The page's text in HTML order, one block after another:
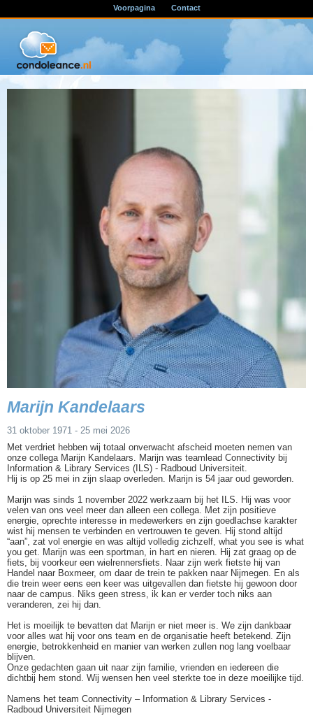
Voorpagina Contact
Marijn Kandelaars
31 oktober 1971 - 25 mei 2026
Met verdriet hebben wij totaal onverwacht afscheid moeten nemen van
onze collega Marijn Kandelaars. Marijn was teamlead Connectivity bij
Information & Library Services (ILS) - Radboud Universiteit.
Hij is op 25 mei in zijn slaap overleden. Marijn is 54 jaar oud geworden.
Marijn was sinds 1 november 2022 werkzaam bij het ILS. Hij was voor
velen van ons veel meer dan alleen een collega. Met zijn positieve
energie, oprechte interesse in medewerkers en zijn goedlachse karakter
wist hij mensen te verbinden en vertrouwen te geven. Hij stond altijd
“aan”, zat vol energie en was altijd volledig zichzelf, what you see is what
you get. Marijn was een sportman, in hart en nieren. Hij zat graag op de
fiets, bij voorkeur een wielrennersfiets. Naar zijn werk fietste hij van
Handel naar Boxmeer, om daar de trein te pakken naar Nijmegen. En als
die trein weer eens een keer was uitgevallen dan fietste hij gewoon door
naar de campus. Niks geen stress, ik kan er verder toch niks aan
veranderen, zei hij dan.
Het is moeilijk te bevatten dat Marijn er niet meer is. We zijn dankbaar
voor alles wat hij voor ons team en de organisatie heeft betekend. Zijn
energie, betrokkenheid en manier van werken zullen nog lang voelbaar
blijven.
Onze gedachten gaan uit naar zijn familie, vrienden en iedereen die
dichtbij hem stond. Wij wensen hen veel sterkte toe in deze moeilijke tijd.
Namens het team Connectivity – Information & Library Services -
Radboud Universiteit Nijmegen